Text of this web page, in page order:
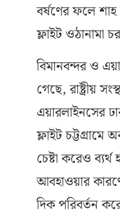
বর্ষণের ফলে
ফ্লাইট ওঠানামা
বিমানবন্দর ও
গেছে, রাষ্ট্রীয়
এয়ারলাইনসের
ফ্লাইট
চেষ্টা করেও
আবহাওয়ার
দিক পরিবর্তন